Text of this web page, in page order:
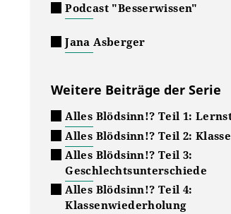
Podcast "Besserwissen"
Jana Asberger
Weitere Beiträge der Serie
Alles Blödsinn!? Teil 1:
Alles Blödsinn!? Teil 2:
Alles Blödsinn!? Teil 3:
Geschlechtsunterschiede
Alles Blödsinn!? Teil 4:
Klassenwiederholung